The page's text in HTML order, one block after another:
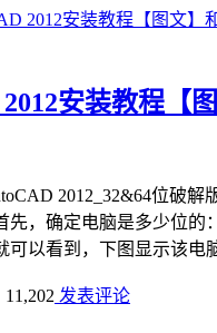
安装教程【
2012_32&64位破解
先，确定电脑是多少位的
可以看到，下图显示该电
11,202 发表评论